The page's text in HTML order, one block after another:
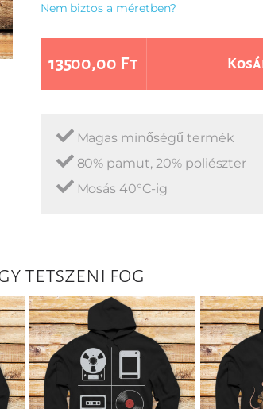
Nem biztos a méretben?
13500,00 Ft
Magas minőségű termék
80% pamut, 20% poliészter
Mosás 40°C-ig
tetszeni fog